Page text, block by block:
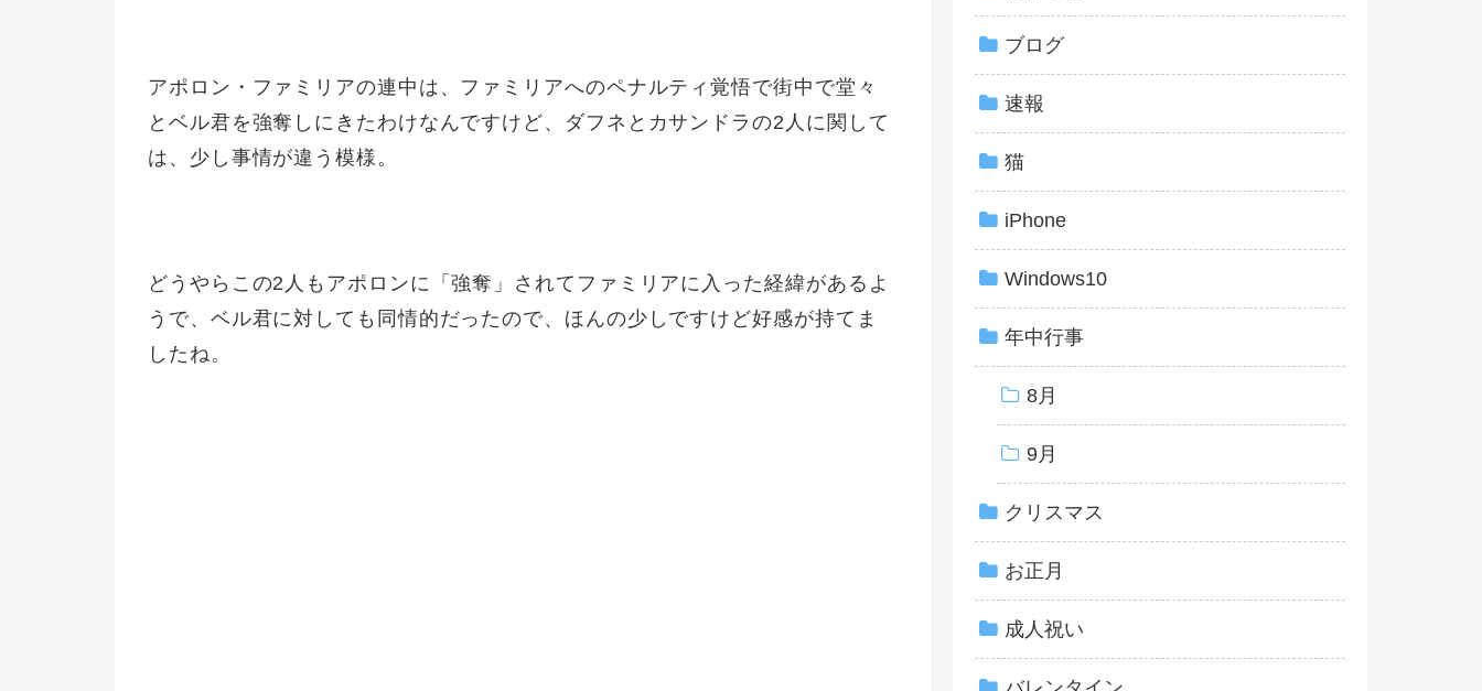
アポロン・ファミリアの連中は、ファミリアへのペナルティ覚悟で街中で堂々
とベル君を強奪しにきたわけなんですけど、ダフネとカサンドラの2人に関して
は、少し事情が違う模様。
どうやらこの2人もアポロンに「強奪」されてファミリアに入った経緯があるよ
うで、ベル君に対しても同情的だったので、ほんの少しですけど好感が持てま
したね。
ブログ
速報
猫
iPhone
Windows10
年中行事
8月
9月
クリスマス
お正月
成人祝い